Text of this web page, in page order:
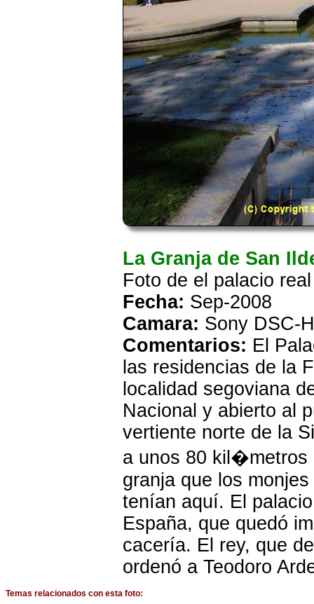
La Granja de San
Foto de el palacio
Fecha: Sep-2008
Camara: Sony DSC-
Comentarios: El
las residencias de la
localidad segoviana
Nacional y abierto al
vertiente norte de la
a unos 80 kil�metros
granja que los
tenían aquí. El
España, que quedó
cacería. El rey, que
ordenó a Teodoro
Temas relacionados con esta foto: